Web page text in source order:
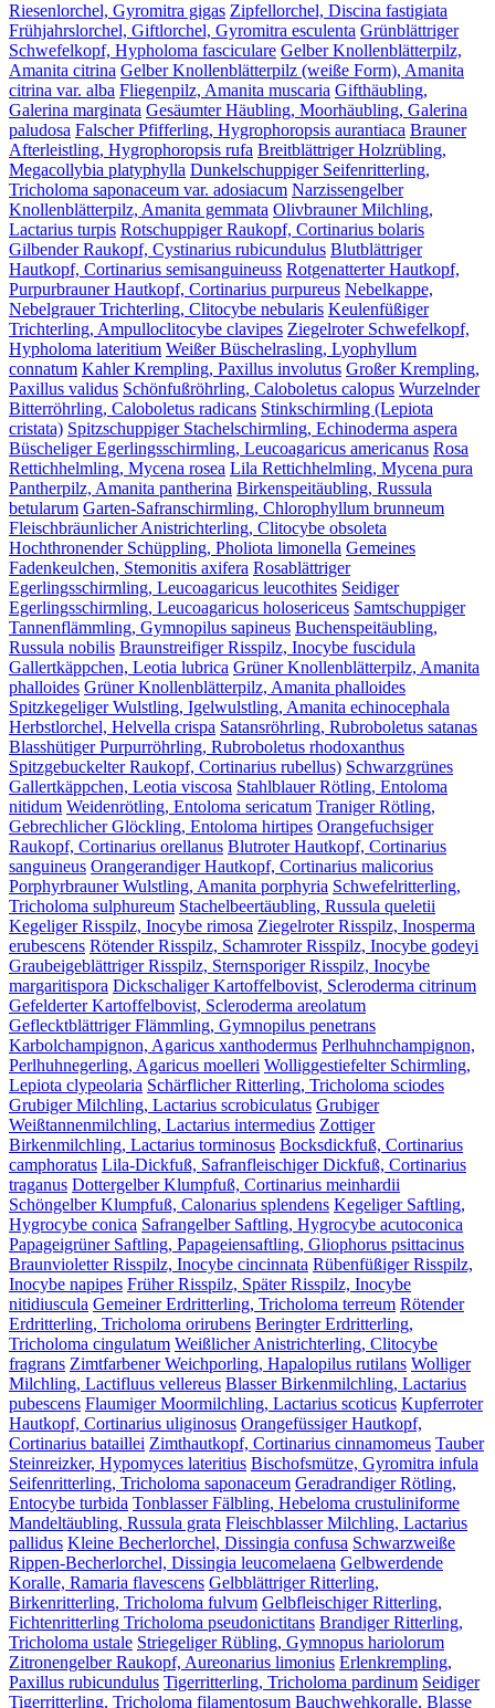
Riesenlorchel, Gyromitra gigas Zipfellorchel, Discina fastigiata
Frühjahrslorchel, Giftlorchel, Gyromitra esculenta Grünblättriger
Schwefelkopf, Hypholoma fasciculare Gelber Knollenblätterpilz,
Amanita citrina Gelber Knollenblätterpilz (weiße Form), Amanita
citrina var. alba Fliegenpilz, Amanita muscaria Gifthäubling,
Galerina marginata Gesäumter Häubling, Moorhäubling, Galerina
paludosa Falscher Pfifferling, Hygrophoropsis aurantiaca Brauner
Afterleistling, Hygrophoropsis rufa Breitblättriger Holzrübling,
Megacollybia platyphylla Dunkelschuppiger Seifenritterling,
Tricholoma saponaceum var. adosiacum Narzissengelber
Knollenblätterpilz, Amanita gemmata Olivbrauner Milchling,
Lactarius turpis Rotschuppiger Raukopf, Cortinarius bolaris
Gilbender Raukopf, Cystinarius rubicundulus Blutblättriger
Hautkopf, Cortinarius semisanguineuss Rotgenatterter Hautkopf,
Purpurbrauner Hautkopf, Cortinarius purpureus Nebelkappe,
Nebelgrauer Trichterling, Clitocybe nebularis Keulenfüßiger
Trichterling, Ampulloclitocybe clavipes Ziegelroter Schwefelkopf,
Hypholoma lateritium Weißer Büschelrasling, Lyophyllum
connatum Kahler Krempling, Paxillus involutus Großer Krempling,
Paxillus validus Schönfußröhrling, Caloboletus calopus Wurzelnder
Bitterröhrling, Caloboletus radicans Stinkschirmling (Lepiota
cristata) Spitzschuppiger Stachelschirmling, Echinoderma aspera
Büscheliger Egerlingsschirmling, Leucoagaricus americanus Rosa
Rettichhelmling, Mycena rosea Lila Rettichhelmling, Mycena pura
Pantherpilz, Amanita pantherina Birkenspeitäubling, Russula
betularum Garten-Safranschirmling, Chlorophyllum brunneum
Fleischbräunlicher Anistrichterling, Clitocybe obsoleta
Hochthronender Schüppling, Pholiota limonella Gemeines
Fadenkeulchen, Stemonitis axifera Rosablättriger
Egerlingsschirmling, Leucoagaricus leucothites Seidiger
Egerlingsschirmling, Leucoagaricus holosericeus Samtschuppiger
Tannenflämmling, Gymnopilus sapineus Buchenspeitäubling,
Russula nobilis Braunstreifiger Risspilz, Inocybe fuscidula
Gallertkäppchen, Leotia lubrica Grüner Knollenblätterpilz, Amanita
phalloides Grüner Knollenblätterpilz, Amanita phalloides
Spitzkegeliger Wulstling, Igelwulstling, Amanita echinocephala
Herbstlorchel, Helvella crispa Satansröhrling, Rubroboletus satanas
Blasshütiger Purpurröhrling, Rubroboletus rhodoxanthus
Spitzgebuckelter Raukopf, Cortinarius rubellus) Schwarzgrünes
Gallertkäppchen, Leotia viscosa Stahlblauer Rötling, Entoloma
nitidum Weidenrötling, Entoloma sericatum Traniger Rötling,
Gebrechlicher Glöckling, Entoloma hirtipes Orangefuchsiger
Raukopf, Cortinarius orellanus Blutroter Hautkopf, Cortinarius
sanguineus Orangerandiger Hautkopf, Cortinarius malicorius
Porphyrbrauner Wulstling, Amanita porphyria Schwefelritterling,
Tricholoma sulphureum Stachelbeertäubling, Russula queletii
Kegeliger Risspilz, Inocybe rimosa Ziegelroter Risspilz, Inosperma
erubescens Rötender Risspilz, Schamroter Risspilz, Inocybe godeyi
Graubeigeblättriger Risspilz, Sternsporiger Risspilz, Inocybe
margaritispora Dickschaliger Kartoffelbovist, Scleroderma citrinum
Gefelderter Kartoffelbovist, Scleroderma areolatum
Geflecktblättriger Flämmling, Gymnopilus penetrans
Karbolchampignon, Agaricus xanthodermus Perlhuhnchampignon,
Perlhuhnegerling, Agaricus moelleri Wolliggestiefelter Schirmling,
Lepiota clypeolaria Schärflicher Ritterling, Tricholoma sciodes
Grubiger Milchling, Lactarius scrobiculatus Grubiger
Weißtannenmilchling, Lactarius intermedius Zottiger
Birkenmilchling, Lactarius torminosus Bocksdickfuß, Cortinarius
camphoratus Lila-Dickfuß, Safranfleischiger Dickfuß, Cortinarius
traganus Dottergelber Klumpfuß, Cortinarius meinhardii
Schöngelber Klumpfuß, Calonarius splendens Kegeliger Saftling,
Hygrocybe conica Safrangelber Saftling, Hygrocybe acutoconica
Papageigrüner Saftling, Papageiensaftling, Gliophorus psittacinus
Braunvioletter Risspilz, Inocybe cincinnata Rübenfüßiger Risspilz,
Inocybe napipes Früher Risspilz, Später Risspilz, Inocybe
nitidiuscula Gemeiner Erdritterling, Tricholoma terreum Rötender
Erdritterling, Tricholoma orirubens Beringter Erdritterling,
Tricholoma cingulatum Weißlicher Anistrichterling, Clitocybe
fragrans Zimtfarbener Weichporling, Hapalopilus rutilans Wolliger
Milchling, Lactifluus vellereus Blasser Birkenmilchling, Lactarius
pubescens Flaumiger Moormilchling, Lactarius scoticus Kupferroter
Hautkopf, Cortinarius uliginosus Orangefüssiger Hautkopf,
Cortinarius bataillei Zimthautkopf, Cortinarius cinnamomeus Tauber
Steinreizker, Hypomyces lateritius Bischofsmütze, Gyromitra infula
Seifenritterling, Tricholoma saponaceum Geradrandiger Rötling,
Entocybe turbida Tonblasser Fälbling, Hebeloma crustuliniforme
Mandeltäubling, Russula grata Fleischblasser Milchling, Lactarius
pallidus Kleine Becherlorchel, Dissingia confusa Schwarzweiße
Rippen-Becherlorchel, Dissingia leucomelaena Gelbwerdende
Koralle, Ramaria flavescens Gelbblättriger Ritterling,
Birkenritterling, Tricholoma fulvum Gelbfleischiger Ritterling,
Fichtenritterling Tricholoma pseudonictitans Brandiger Ritterling,
Tricholoma ustale Striegeliger Rübling, Gymnopus hariolorum
Zitronengelber Raukopf, Aureonarius limonius Erlenkrempling,
Paxillus rubicundulus Tigerritterling, Tricholoma pardinum Seidiger
Tigerritterling, Tricholoma filamentosum Bauchwehkoralle, Blasse